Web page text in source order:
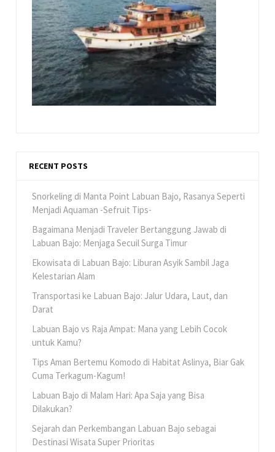
RECENT POSTS
Snorkeling di Manta Point Labuan Bajo, Rasanya Seperti
Menjadi Aquaman -Sefruit Tips-
Bagaimana Menjadi Traveler Bertanggung Jawab di
Labuan Bajo: Menjaga Secuil Surga Timur
Ekowisata di Labuan Bajo: Liburan Asyik Sambil Jaga
Kelestarian Alam
Transportasi ke Labuan Bajo: Jalur Udara, Laut, dan
Darat
Labuan Bajo vs Raja Ampat: Mana yang Lebih Cocok
untuk Kamu?
Tips Aman Bertemu Komodo di Habitat Aslinya, Biar Gak
Cuma Terkagum-Kagum!
Labuan Bajo di Malam Hari: Apa Saja yang Bisa
Dilakukan?
Sejarah dan Perkembangan Labuan Bajo sebagai
Destinasi Wisata Super Prioritas